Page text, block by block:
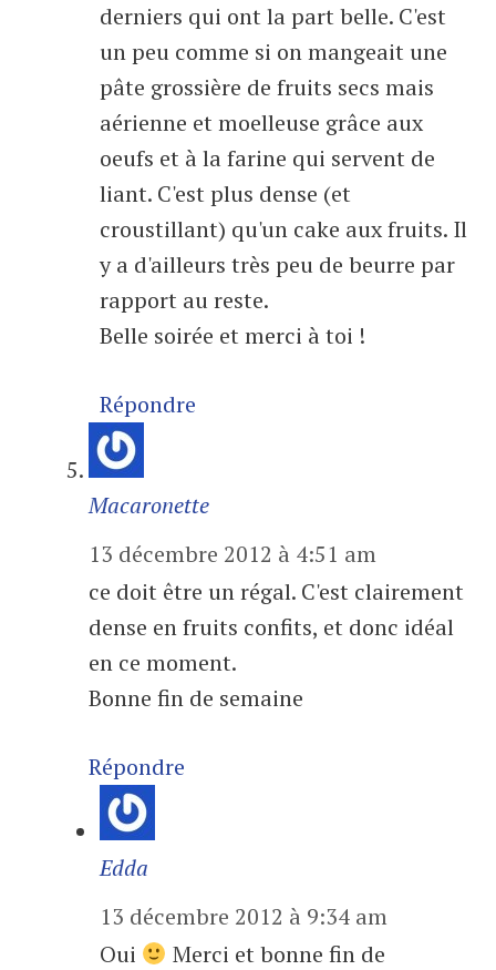
derniers qui ont la part belle. C'est
un peu comme si on mangeait une
pâte grossière de fruits secs mais
aérienne et moelleuse grâce aux
oeufs et à la farine qui servent de
liant. C'est plus dense (et
croustillant) qu'un cake aux fruits. Il
y a d'ailleurs très peu de beurre par
rapport au reste.
Belle soirée et merci à toi !
Répondre
Macaronette
13 décembre 2012 à 4:51 am
ce doit être un régal. C'est clairement
dense en fruits confits, et donc idéal
en ce moment.
Bonne fin de semaine
Répondre
Edda
13 décembre 2012 à 9:34 am
Oui
Merci et bonne fin de